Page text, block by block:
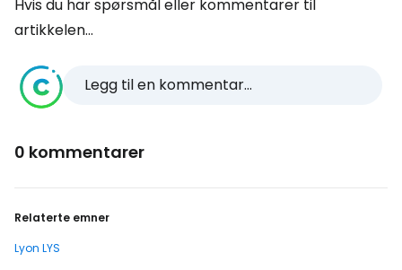
Hvis du har spørsmål eller kommentarer til
artikkelen...
Legg til en kommentar...
0 kommentarer
Relaterte emner
Lyon LYS